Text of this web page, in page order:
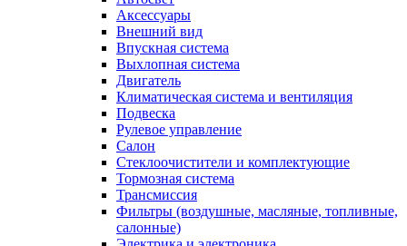
Аксессуары
Внешний вид
Впускная система
Выхлопная система
Двигатель
Климатическая система и вентиляция
Подвеска
Рулевое управление
Салон
Стеклоочистители и комплектующие
Тормозная система
Трансмиссия
Фильтры (воздушные, масляные, топливные,
салонные)